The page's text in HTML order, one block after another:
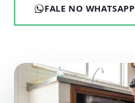
FALE NO WHATSAPP